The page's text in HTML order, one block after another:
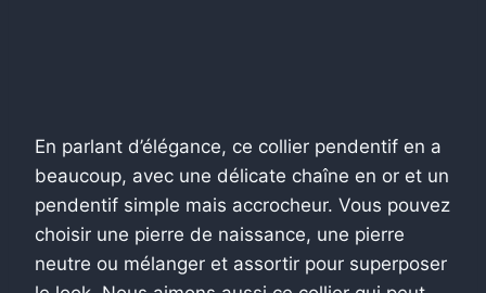
En parlant d’élégance, ce collier pendentif en a
beaucoup, avec une délicate chaîne en or et un
pendentif simple mais accrocheur. Vous pouvez
choisir une pierre de naissance, une pierre
neutre ou mélanger et assortir pour superposer